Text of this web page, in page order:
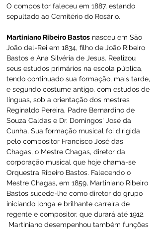
O compositor faleceu em 1887, estando
sepultado ao Cemitério do Rosário.
Martiniano Ribeiro Bastos nasceu em São
João del-Rei em 1834, filho de João Ribeiro
Bastos e Ana Silvéria de Jesus. Realizou
seus estudos primários na escola pública,
tendo continuado sua formação, mais tarde,
e segundo costume antigo, com estudos de
línguas, sob a orientação dos mestres
Reginaldo Pereira, Padre Bernardino de
Souza Caldas e Dr. Domingos' José da
Cunha, Sua formação musical foi dirigida
pelo compositor Francisco José das
Chagas, o Mestre Chagas, diretor da
corporação musical que hoje chama-se
Orquestra Ribeiro Bastos. Falecendo o
Mestre Chagas, em 1859, Martiniano Ribeiro
Bastos sucede-lhe como diretor do grupo
iniciando longa e brilhante carreira de
regente e compositor, que durará até 1912.
Martiniano desempenhou também funções